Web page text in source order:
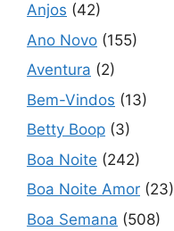
Anjos (42)
Ano Novo (155)
Aventura (2)
Bem-Vindos (13)
Betty Boop (3)
Boa Noite (242)
Boa Noite Amor (23)
Boa Semana (508)